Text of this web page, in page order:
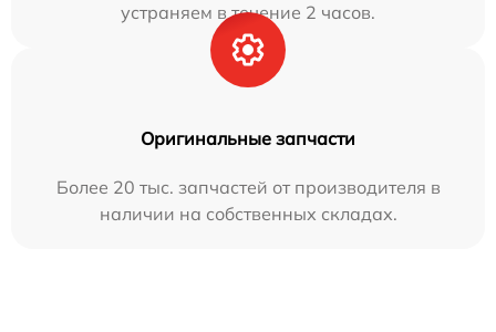
устраняем в течение 2 часов.
Оригинальные запчасти
Более 20 тыс. запчастей от производителя в
наличии на собственных складах.